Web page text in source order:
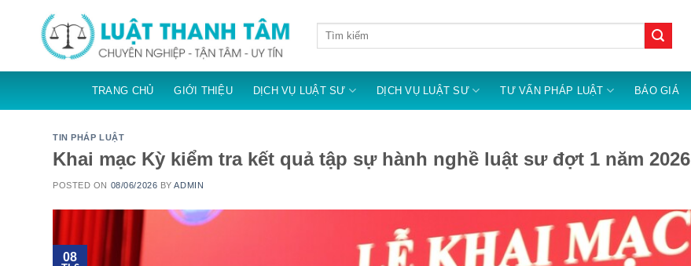
TRANG CHỦ GIỚI THIỆU DỊCH VỤ LUẬT SƯ DỊCH VỤ LUẬT SƯ TƯ VẤN PHÁP LUẬT BÁO GIÁ
TIN PHÁP LUẬT
Khai mạc Kỳ kiểm tra kết quả tập sự hành nghề luật sư đợt 1 năm 2026
POSTED ON 08/06/2026 BYADMIN
08